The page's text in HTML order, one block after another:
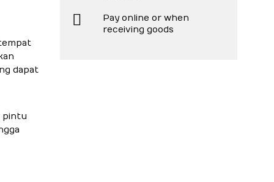
dapat
pintu
Pay online or when
receiving goods